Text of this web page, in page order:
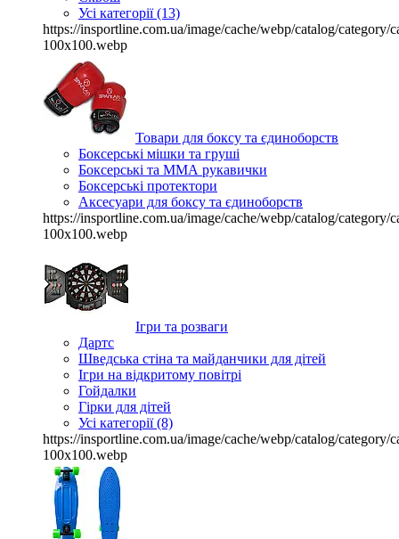
Усі категорії (13)
https://insportline.com.ua/image/cache/webp/catalog/category/
100x100.webp
Товари для боксу та єдиноборств
Боксерські мішки та груші
Боксерські та ММА рукавички
Боксерські протектори
Аксесуари для боксу та єдиноборств
https://insportline.com.ua/image/cache/webp/catalog/category/
100x100.webp
Ігри та розваги
Дартс
Шведська стіна та майданчики для дітей
Ігри на відкритому повітрі
Гойдалки
Гірки для дітей
Усі категорії (8)
https://insportline.com.ua/image/cache/webp/catalog/category/
100x100.webp